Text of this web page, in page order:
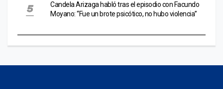
Candela Arizaga habló tras el episodio con Facundo
Moyano: “Fue un brote psicótico, no hubo violencia”